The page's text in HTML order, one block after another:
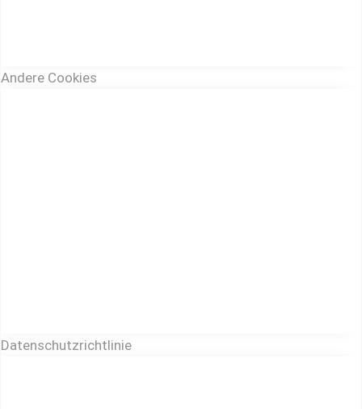
Andere Cookies
Datenschutzrichtlinie